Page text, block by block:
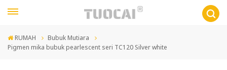
RUMAH
Bubuk Mutiara
Pigmen mika bubuk pearlescent seri TC120 Silver white